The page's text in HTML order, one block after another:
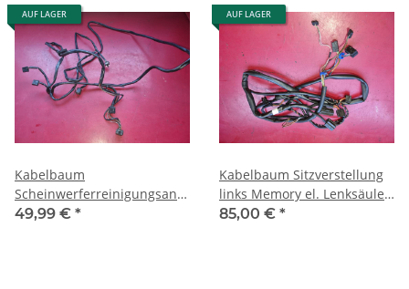
AUF LAGER
Kabelbaum
Scheinwerferreinigungsanlage
SRA Mercedes W126 1. Serie
49,99 € *
AUF LAGER
Kabelbaum Sitzverstellung
links Memory el. Lenksäule
Mercedes W126 1265401935
85,00 € *